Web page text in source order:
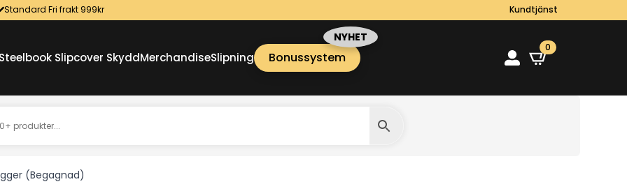
Standard Fri frakt 999kr Kundtjänst
Slipcover SkyddMerchandiseSlipning Bonussystem
0
(Begagnad)